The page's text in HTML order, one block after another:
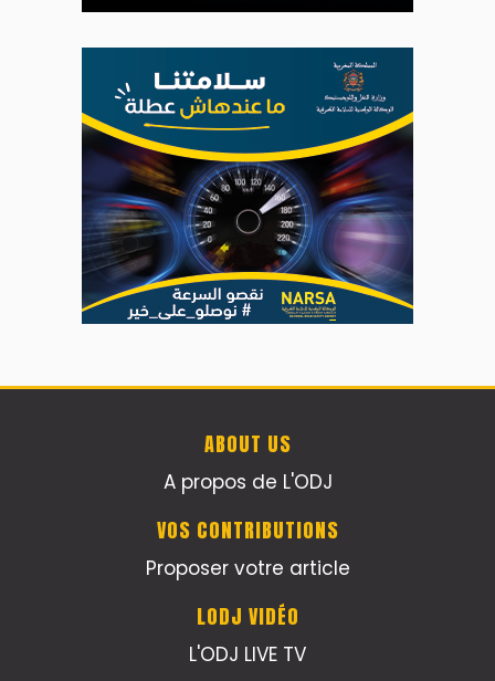
ABOUT US
A propos de L'ODJ
VOS CONTRIBUTIONS
Proposer votre article
LODJ VIDÉO
L'ODJ LIVE TV